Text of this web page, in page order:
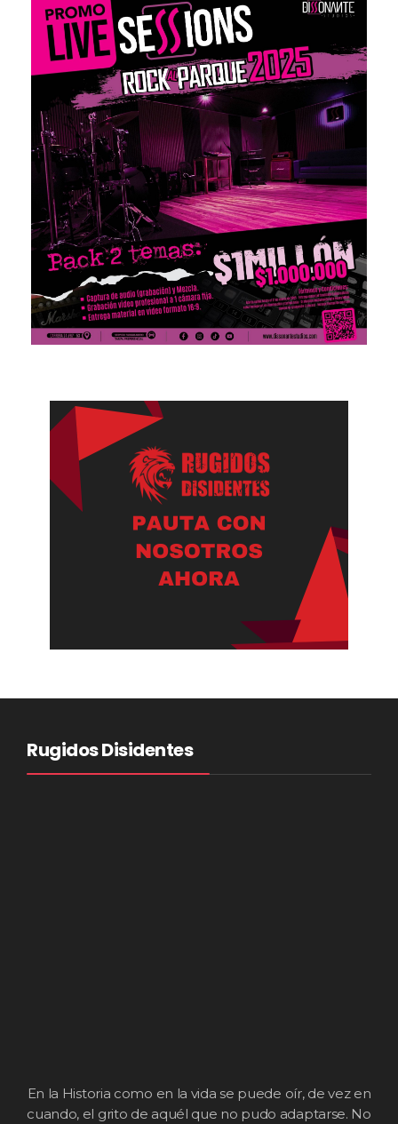
Rugidos Disidentes
En la Historia como en la vida se puede oír, de vez en
cuando, el grito de aquél que no pudo adaptarse. No